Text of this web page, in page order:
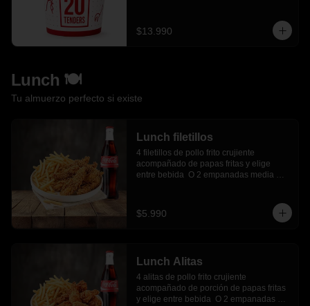
$13.990
Lunch 🍽️
Tu almuerzo perfecto si existe
Lunch filetillos
4 filetillos de pollo frito crujiente
acompañado de papas fritas y elige
entre bebida  O 2 empanadas media
$5.990
Lunch Alitas
4 alitas de pollo frito crujiente
acompañado de porción de papas fritas
y elige entre bebida  O 2 empanadas